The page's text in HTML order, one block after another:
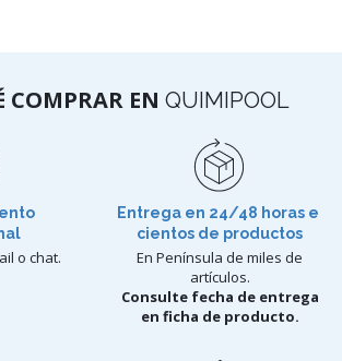
COMPRAR EN QUIMIPOOL
o chat.
Entrega en 24/48 horas e
cientos de productos
En Península de miles de
artículos.
Consulte fecha de entrega
en ficha de producto.